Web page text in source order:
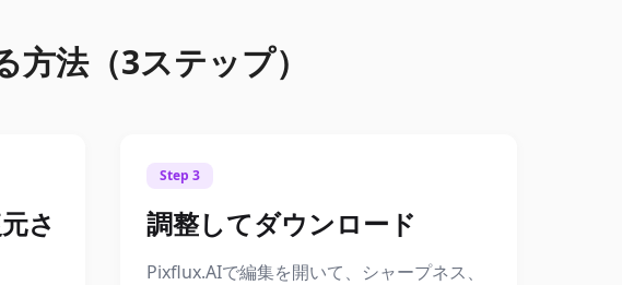
法（3ステップ）
さ
Step 3
調整してダウンロード
Pixflux.AIで編集を開いて、シャープネス、